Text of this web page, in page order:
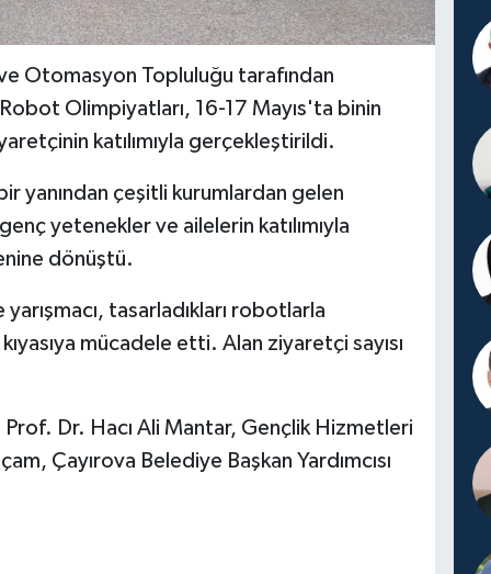
Otomasyon Topluluğu tarafından
Olimpiyatları, 16-17 Mayıs'ta binin
katılımıyla gerçekleştirildi.
yanından çeşitli kurumlardan gelen
yetenekler ve ailelerin katılımıyla
dönüştü.
tasarladıkları robotlarla
mücadele etti. Alan ziyaretçi sayısı
Dr. Hacı Ali Mantar, Gençlik Hizmetleri
Çayırova Belediye Başkan Yardımcısı